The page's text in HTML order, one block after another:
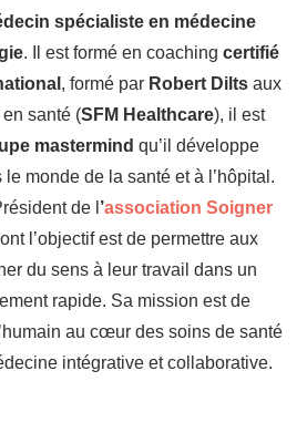
spécialiste en médecine
. Il est formé en coaching certifié
, formé par Robert Diltsaux
santé (SFM Healthcare), il est
mastermind qu’il développe
monde de la santé et à l’hôpital.
de l ’association Soigner
l’objectif est de permettre aux
du sens à leur travail dans un
rapide. Sa mission est de
au cœur des soins de santé
intégrative et collaborative.